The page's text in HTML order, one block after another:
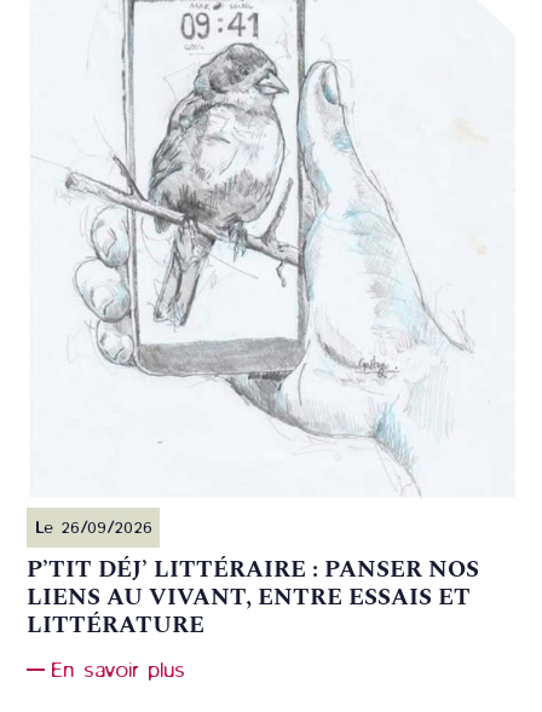
Le 26/09/2026
P’TIT DÉJ’ LITTÉRAIRE : PANSER NOS
LIENS AU VIVANT, ENTRE ESSAIS ET
LITTÉRATURE
En savoir plus